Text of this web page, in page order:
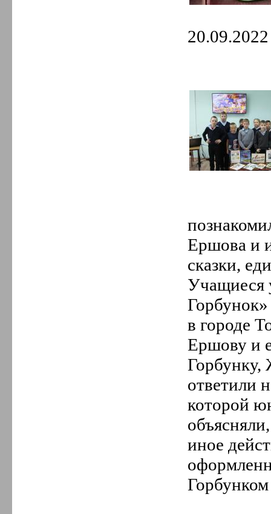
20.09.2022
Ершова и
сказки,
Учащиеся
в городе
Ершову и
Горбунку,
ответили
которой
иное